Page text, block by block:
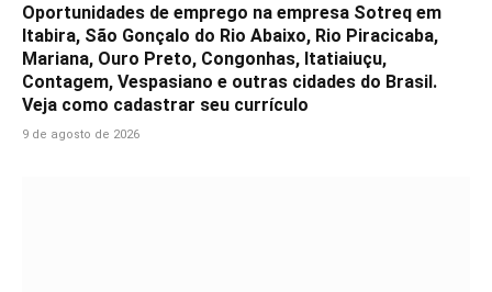
Oportunidades de emprego na empresa Sotreq em
Itabira, São Gonçalo do Rio Abaixo, Rio Piracicaba,
Mariana, Ouro Preto, Congonhas, Itatiaiuçu,
Contagem, Vespasiano e outras cidades do Brasil.
Veja como cadastrar seu currículo
9 de agosto de 2026